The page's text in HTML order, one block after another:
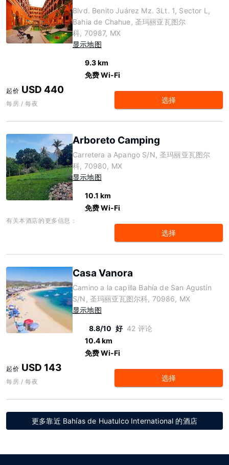
Blvd. Benito Juárez Mz. 3Lt. 1, Sector L,
Bahia de Chahue, 圣玛丽亚瓦图尔
科, 70987, MX
显示地图
9.3 km
免费 Wi-Fi
起价 USD 440
每房 / 每夜 选择
Arboreto Camping
Carretera a Apango S/N, 圣玛丽亚瓦图尔
科, 70980, MX
显示地图
10.1 km
免费 Wi-Fi
有关本酒店的更多信息：
选择
Casa Vanora
Camino a la capilla Bahía de San Agustín
S/N, 圣玛丽亚瓦图尔科, 70986, MX
显示地图
8.8/10 好 42 评论
10.4 km
免费 Wi-Fi
起价 USD 143
每房 / 每夜 选择
更多靠近 Bahías de Huatulco International 的酒店